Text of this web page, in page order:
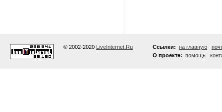
© 2002-2020 LiveInternet.Ru Ссылки: на главную
О проекте: помощь